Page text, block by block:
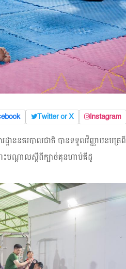
Twitter or X
Instagram
រដ្ឋាននគរបាលជាតិ បានទទួលវិញ្ញាបនបត្រពី
ះបណ្ដាលស្ដីពីក្បាច់គុនហាប់គីដូ